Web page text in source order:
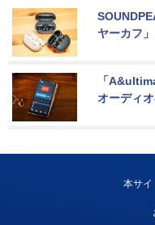
ヤーカフ
「
オーディ
本サイ